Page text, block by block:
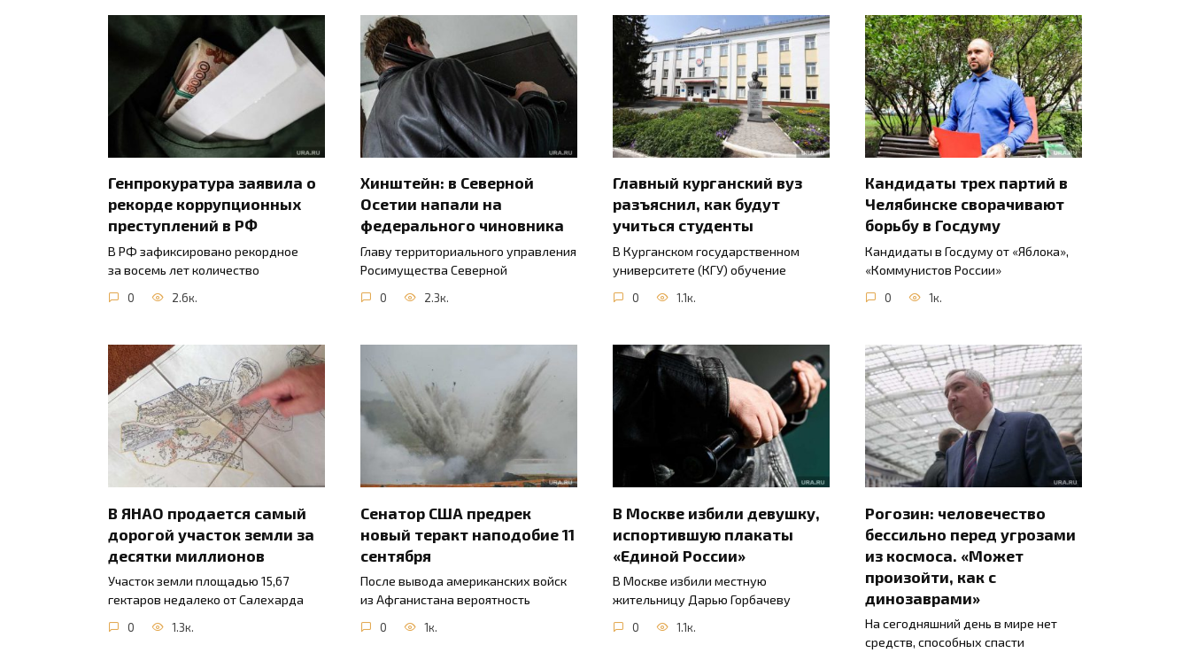
Генпрокуратура заявила о
рекорде коррупционных
преступлений в РФ
В РФ зафиксировано рекордное
за восемь лет количество
0 2.6к.
Хинштейн: в Северной
Осетии напали на
федерального чиновника
Главу территориального управления
Росимущества Северной
0 2.3к.
Главный курганский вуз
разъяснил, как будут
учиться студенты
В Курганском государственном
университете (КГУ) обучение
0 1.1к.
Кандидаты трех партий в
Челябинске сворачивают
борьбу в Госдуму
Кандидаты в Госдуму от «Яблока»,
«Коммунистов России»
0 1к.
В ЯНАО продается самый
дорогой участок земли за
десятки миллионов
Участок земли площадью 15,67
гектаров недалеко от Салехарда
0 1.3к.
Сенатор США предрек
новый теракт наподобие 11
сентября
После вывода американских войск
из Афганистана вероятность
0 1к.
В Москве избили девушку,
испортившую плакаты
«Единой России»
В Москве избили местную
жительницу Дарью Горбачеву
0 1.1к.
Рогозин: человечество
бессильно перед угрозами
из космоса. «Может
произойти, как с
динозаврами»
На сегодняшний день в мире нет
средств, способных спасти